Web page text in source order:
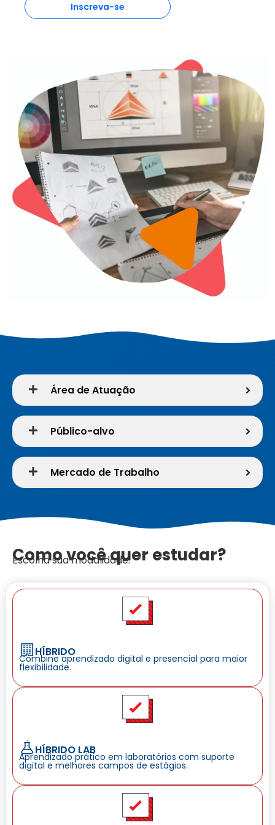
Inscreva-se
Área de Atuação
Público-alvo
Mercado de Trabalho
Como você quer estudar?
Escolha sua modalidade:
HÍBRIDO
Combine aprendizado digital e presencial para maior
flexibilidade.
HÍBRIDO LAB
Aprendizado prático em laboratórios com suporte
digital e melhores campos de estágios.